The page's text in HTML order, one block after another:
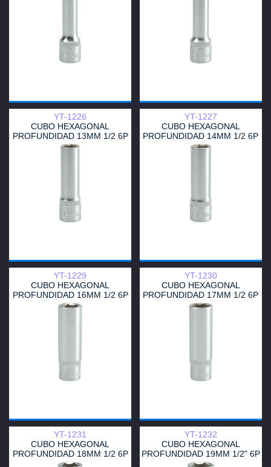
YT-1226
CUBO HEXAGONAL
PROFUNDIDAD 13MM 1/2 6P
YT-1227
CUBO HEXAGONAL
PROFUNDIDAD 14MM 1/2 6P
YT-1229
CUBO HEXAGONAL
PROFUNDIDAD 16MM 1/2 6P
YT-1230
CUBO HEXAGONAL
PROFUNDIDAD 17MM 1/2 6P
YT-1231
CUBO HEXAGONAL
PROFUNDIDAD 18MM 1/2 6P
YT-1232
CUBO HEXAGONAL
PROFUNDIDAD 19MM 1/2" 6P